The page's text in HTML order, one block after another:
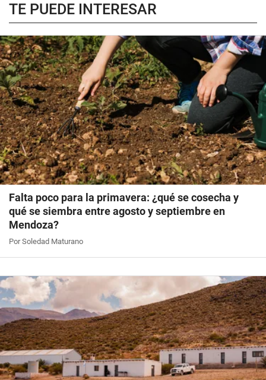
TE PUEDE INTERESAR
Falta poco para la primavera: ¿qué se cosecha y
qué se siembra entre agosto y septiembre en
Mendoza?
Por Soledad Maturano